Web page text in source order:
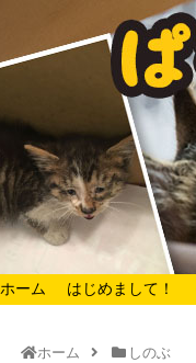
ホーム はじめまして！
ホーム しのぶ